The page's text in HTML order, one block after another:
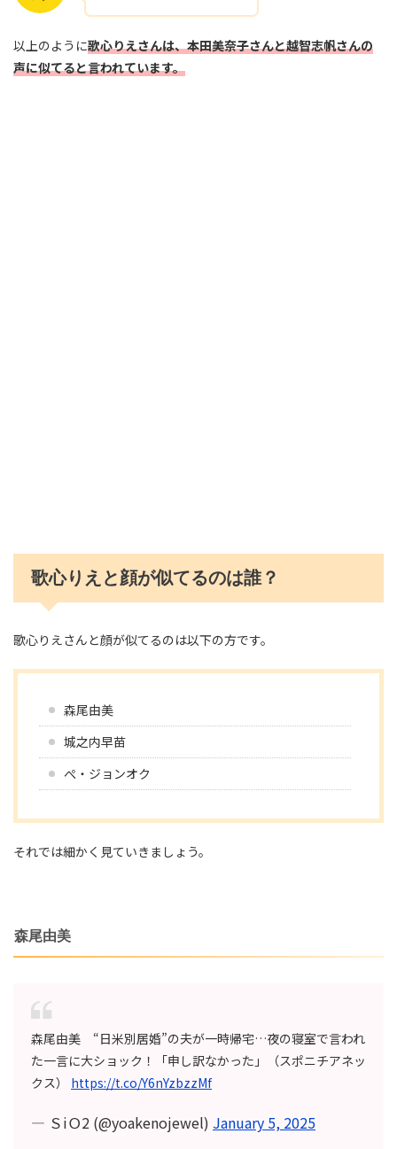
以上のように歌心りえさんは、本田美奈子さんと越智志帆さんの
声に似てると言われています。
歌心りえと顔が似てるのは誰？
歌心りえさんと顔が似てるのは以下の方です。
森尾由美
城之内早苗
ぺ・ジョンオク
それでは細かく見ていきましょう。
森尾由美
森尾由美 “日米別居婚”の夫が一時帰宅…夜の寝室で言われ
た一言に大ショック！「申し訳なかった」（スポニチアネッ
クス） https://t.co/Y6nYzbzzMf
— ＳiＯ2 (@yoakenojewel) January 5, 2025